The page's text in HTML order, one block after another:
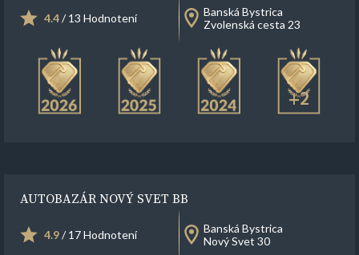
4.4/ 13 Hodnotení
Banská Bystrica
Zvolenská cesta 23
+2
AUTOBAZÁR NOVÝ SVET BB
4.9/ 17 Hodnotení
Banská Bystrica
Nový Svet 30